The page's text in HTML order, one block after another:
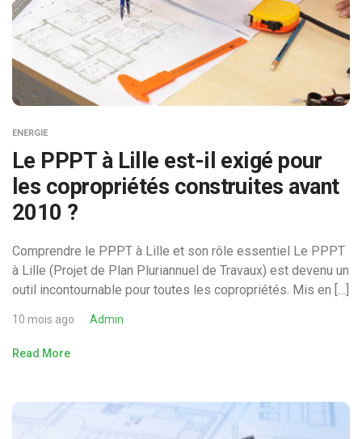
ENERGIE
Le PPPT à Lille est-il exigé pour
les copropriétés construites avant
2010 ?
Comprendre le PPPT à Lille et son rôle essentiel Le PPPT
à Lille (Projet de Plan Pluriannuel de Travaux) est devenu un
outil incontournable pour toutes les copropriétés. Mis en […]
10 mois ago Admin
Read More